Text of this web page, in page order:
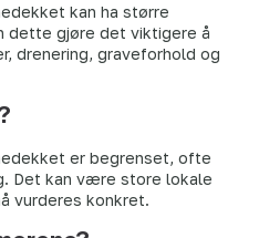
kan ha større
dette gjøre det viktigere å
drenering, graveforhold og
er begrenset, ofte
Det kan være store lokale
vurderes konkret.